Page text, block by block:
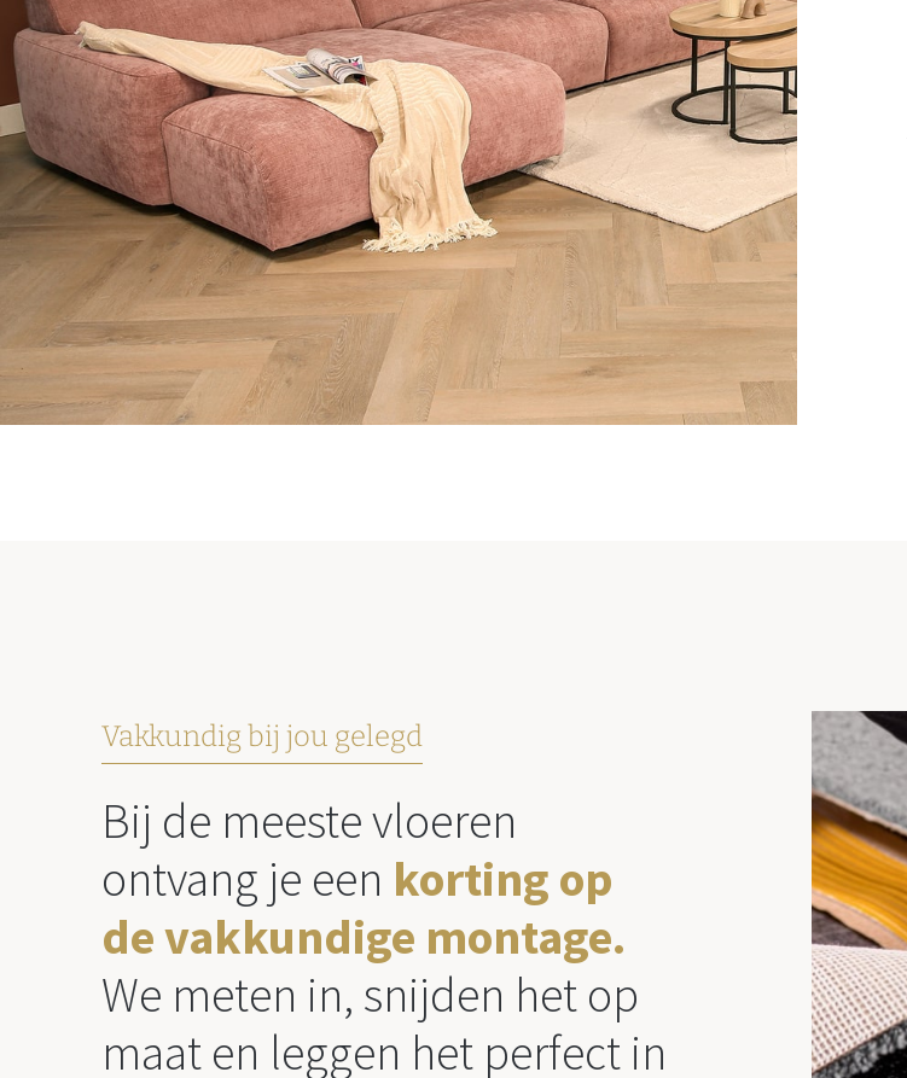
Vakkundig bij jou gelegd
Bij de meeste vloeren
ontvang je een korting op
de vakkundige montage.
We meten in, snijden het op
maat en leggen het perfect in